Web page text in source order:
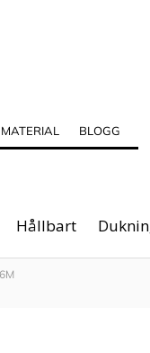
BLOGG
Hållbart